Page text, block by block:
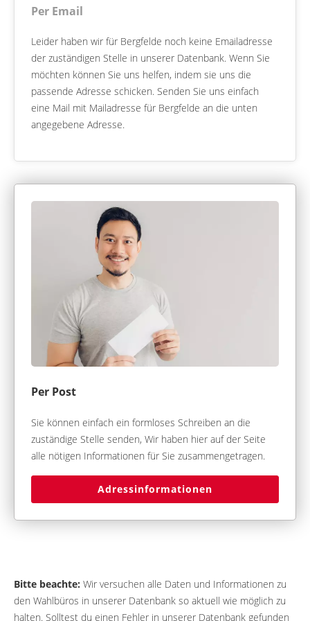
Per Email
Leider haben wir für Bergfelde noch keine Emailadresse
der zuständigen Stelle in unserer Datenbank. Wenn Sie
möchten können Sie uns helfen, indem sie uns die
passende Adresse schicken. Senden Sie uns einfach
eine Mail mit Mailadresse für Bergfelde an die unten
angegebene Adresse.
Per Post
Sie können einfach ein formloses Schreiben an die
zuständige Stelle senden, Wir haben hier auf der Seite
alle nötigen Informationen für Sie zusammengetragen.
Adressinformationen
Bitte beachte: Wir versuchen alle Daten und Informationen zu
den Wahlbüros in unserer Datenbank so aktuell wie möglich zu
halten. Solltest du einen Fehler in unserer Datenbank gefunden